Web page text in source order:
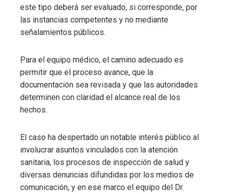
este tipo deberá ser evaluado, si corresponde, por
las instancias competentes y no mediante
señalamientos públicos.
Para el equipo médico, el camino adecuado es
permitir que el proceso avance, que la
documentación sea revisada y que las autoridades
determinen con claridad el alcance real de los
hechos.
El caso ha despertado un notable interés público al
involucrar asuntos vinculados con la atención
sanitaria, los procesos de inspección de salud y
diversas denuncias difundidas por los medios de
comunicación, y en ese marco el equipo del Dr.